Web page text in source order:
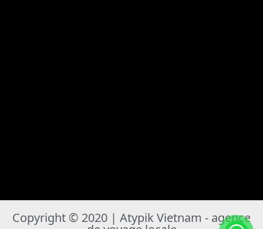
Copyright © 2020 | Atypik Vietnam - agence